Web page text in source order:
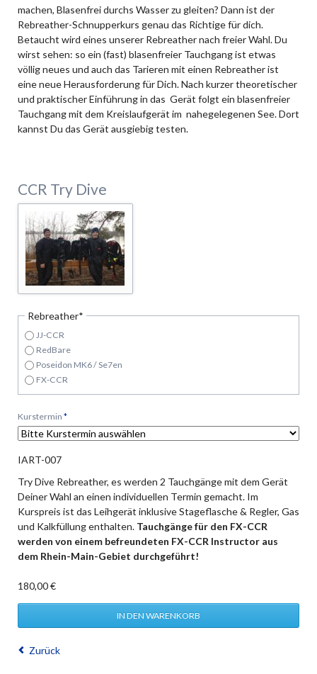
machen, Blasenfrei durchs Wasser zu gleiten? Dann ist der
Rebreather-Schnupperkurs genau das Richtige für dich.
Betaucht wird eines unserer Rebreather nach freier Wahl. Du
wirst sehen: so ein (fast) blasenfreier Tauchgang ist etwas
völlig neues und auch das Tarieren mit einen Rebreather ist
eine neue Herausforderung für Dich. Nach kurzer theoretischer
und praktischer Einführung in das Gerät folgt ein blasenfreier
Tauchgang mit dem Kreislaufgerät im nahegelegenen See. Dort
kannst Du das Gerät ausgiebig testen.
CCR Try Dive
Pflichtfeld
Rebreather*
JJ-CCR
RedBare
Poseidon MK6 / Se7en
FX-CCR
Pflichtfeld
Kurstermin *
IART-007
Try Dive Rebreather, es werden 2 Tauchgänge mit dem Gerät
Deiner Wahl an einen individuellen Termin gemacht. Im
Kurspreis ist das Leihgerät inklusive Stageflasche & Regler, Gas
und Kalkfüllung enthalten. Tauchgänge für den FX-CCR
werden von einem befreundeten FX-CCR Instructor aus
dem Rhein-Main-Gebiet durchgeführt!
180,00€
Zurück